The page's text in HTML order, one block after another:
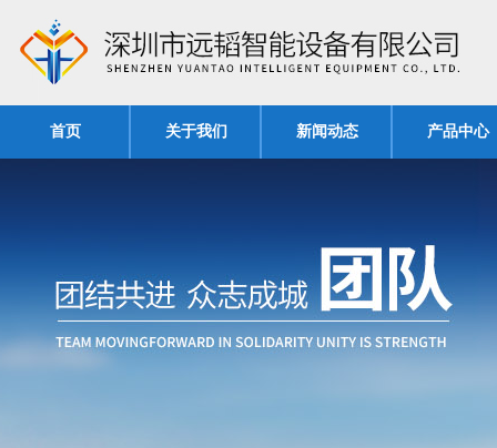
首页 关于我们 新闻动态 产品中心